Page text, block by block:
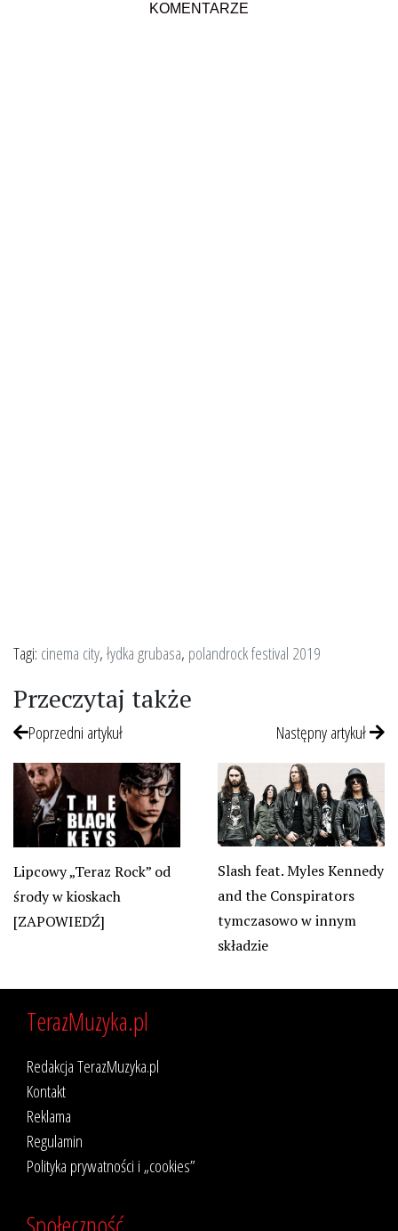
KOMENTARZE
Tagi: cinema city,łydka grubasa, polandrock festival 2019
Przeczytaj także
Poprzedni artykuł
Lipcowy „Teraz Rock” od
środy w kioskach
[ZAPOWIEDŹ]
Następny artykuł
Slash feat. Myles Kennedy
and the Conspirators
tymczasowo w innym
składzie
TerazMuzyka.pl
Redakcja TerazMuzyka.pl
Kontakt
Reklama
Regulamin
Polityka prywatności i „cookies”